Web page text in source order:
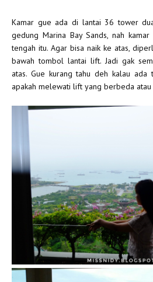
Kamar gue ada di lantai 36 tower
gedung Marina Bay Sands, nah
tengah itu. Agar bisa naik ke atas,
bawah tombol lantai lift. Jadi gak
atas. Gue kurang tahu deh kalau
apakah melewati lift yang berbeda atau